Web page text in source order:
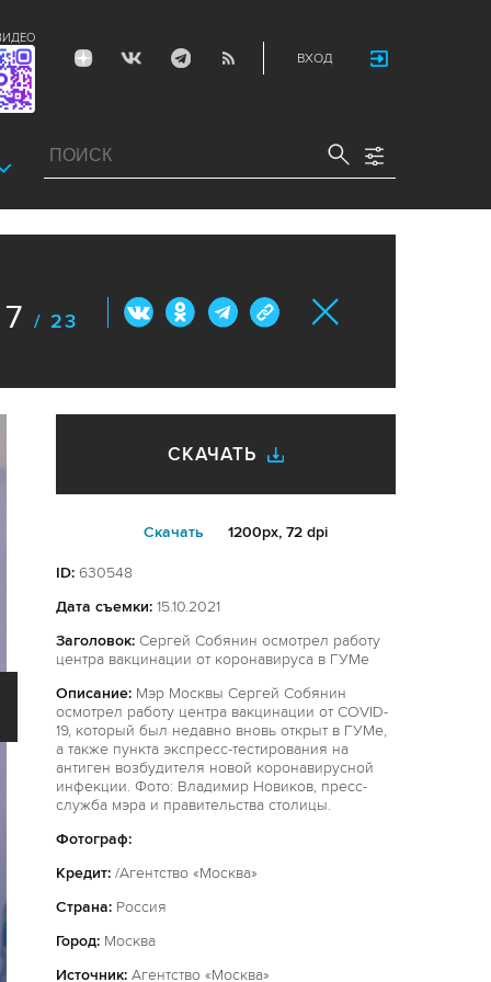
ВХОД
7 / 23
СКАЧАТЬ
Cкачать 1200px, 72 dpi
ID: 630548
Дата съемки: 15.10.2021
Заголовок: Сергей Собянин осмотрел работу
центра вакцинации от коронавируса в ГУМе
Описание: Мэр Москвы Сергей Собянин
осмотрел работу центра вакцинации от COVID-
19, который был недавно вновь открыт в ГУМе,
а также пункта экспресс-тестирования на
антиген возбудителя новой коронавирусной
инфекции. Фото: Владимир Новиков, пресс-
служба мэра и правительства столицы.
Фотограф:
Кредит: /Агентство «Москва»
Страна: Россия
Город: Москва
Источник: Агентство «Москва»